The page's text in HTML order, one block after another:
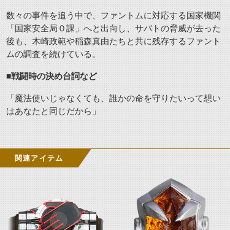
数々の事件を追う中で、ファントムに対応する国家機関
「国家安全局０課」へと出向し、サバトの脅威が去った
後も、木崎政範や稲森真由たちと共に残存するファント
ムの調査を続けている。
■戦闘時の決め台詞など
「魔法使いじゃなくても、誰かの命を守りたいって想い
はあなたと同じだから」
関連アイテム